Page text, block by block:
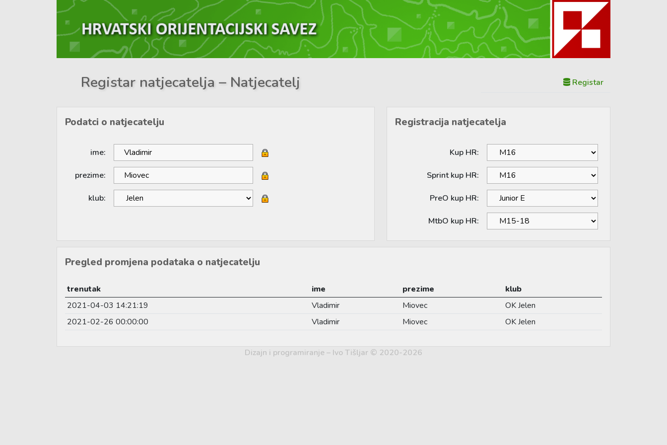
Registar natjecatelja – Natjecatelj Registar
Podatci o natjecatelju
ime:
prezime:
klub:
Registracija natjecatelja
Kup HR:
Sprint kup HR:
PreO kup HR:
MtbO kup HR:
Pregled promjena podataka o natjecatelju
trenutak ime prezime
klub
2021-04-03 14:21:19
Vladimir Miovec
OK Jelen
2021-02-26 00:00:00
Vladimir Miovec OK Jelen
Dizajn i programiranje – Ivo Tišljar © 2020-2026